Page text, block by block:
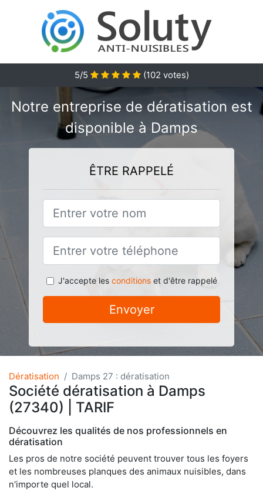
5/5 (102 votes)
Notre entreprise de dératisation est
disponible à Damps
ÊTRE RAPPELÉ
J'accepte les conditionset d'être rappelé
Envoyer
Dératisation Damps 27 : dératisation
Société dératisation à Damps
(27340) | TARIF
Découvrez les qualités de nos professionnels en
dératisation
Les pros de notre société peuvent trouver tous les foyers
et les nombreuses planques des animaux nuisibles, dans
n'importe quel local.